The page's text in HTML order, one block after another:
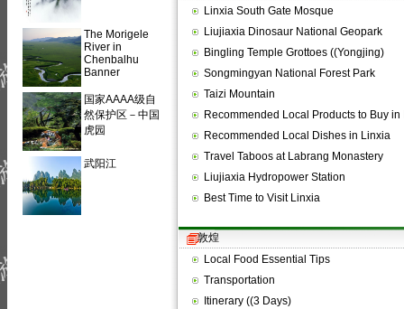
The Morigele
River in
Chenbalhu
Banner
国家AAAA级自
然保护区－中国
虎园
武阳江
Linxia South Gate Mosque
Liujiaxia Dinosaur National Geopark
Bingling Temple Grottoes ((Yongjing)
Songmingyan National Forest Park
Taizi Mountain
Recommended Local Products to Buy in
Recommended Local Dishes in Linxia
Travel Taboos at Labrang Monastery
Liujiaxia Hydropower Station
Best Time to Visit Linxia
敦煌
Local Food Essential Tips
Transportation
Itinerary ((3 Days)